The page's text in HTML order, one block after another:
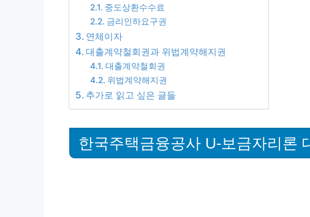
중도상환수수료
금리인하요구권
연체이자
대출계약철회권과 위법계약해지권
대출계약철회권
위법계약해지권
추가로 읽고 싶은 글들
한국주택금융공사 U-보금자리론